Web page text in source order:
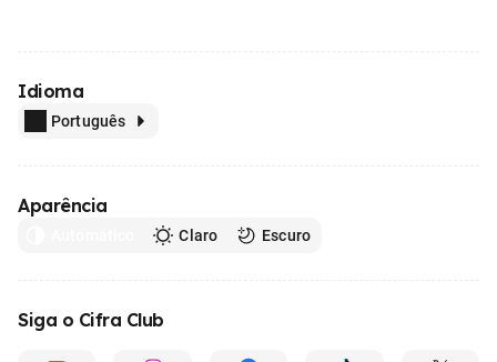
Idioma
Português
Aparência
Claro Escuro
Siga o Cifra Club